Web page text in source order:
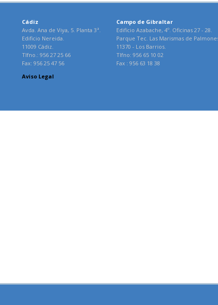
Cádiz
Avda. Ana de Viya, 5. Planta 3ª.
Edificio Nereida.
11009 Cádiz.
Tlfno.: 956 27 25 66
Fax: 956 25 47 56
Campo de Gibraltar
Edificio Azabache, 4º. Oficinas 27 - 28.
Parque Tec. Las Marismas de
11370 - Los Barrios.
Tlfno: 956 65 10 02
Fax : 956 63 18 38
Aviso Legal